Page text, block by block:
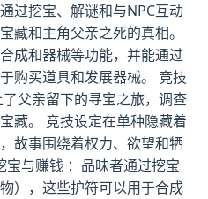
过挖宝、解谜和与NPC互动
藏和主角父亲之死的真相。
成和器械等功能，并能通过
购买道具和发展器械。 竞技
父亲留下的寻宝之旅，调查
藏。 竞技设定在单种隐藏着
故事围绕着权力、欲望和牺
与赚钱 ：品味者通过挖宝
），这些护符可以用于合成